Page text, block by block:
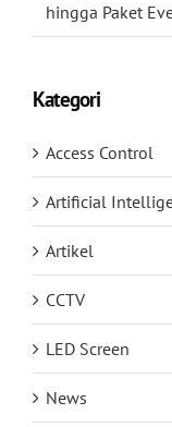
hingga Paket
Kategori
Access Control
Artificial
Artikel
CCTV
LED Screen
News